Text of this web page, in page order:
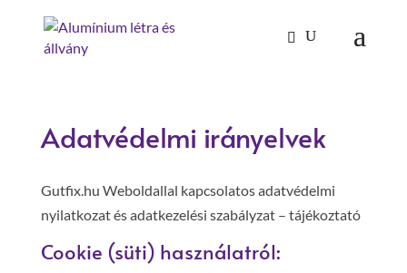
Adatvédelmi irányelvek
Gutfix.hu Weboldallal kapcsolatos adatvédelmi
nyilatkozat és adatkezelési szabályzat – tájékoztató
Cookie (süti) használatról: